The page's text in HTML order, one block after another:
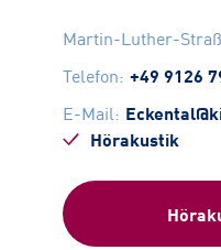
Martin-Luther-
Telefon: +49 9126
E-Mail:
Hörakustik